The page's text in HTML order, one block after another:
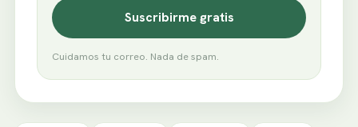
Suscribirme gratis
Cuidamos tu correo. Nada de spam.